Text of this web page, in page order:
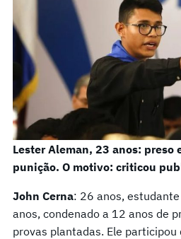
Lester Aleman, 23 anos: preso
punição. O motivo: criticou
John Cerna: 26 anos,
anos, condenado a 12 anos de
provas plantadas. Ele participou